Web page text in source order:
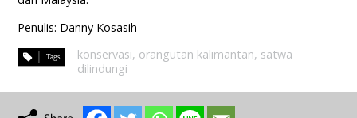
Penulis: Danny Kosasih
konservasi, orangutan kalimantan, satwa
dilindungi